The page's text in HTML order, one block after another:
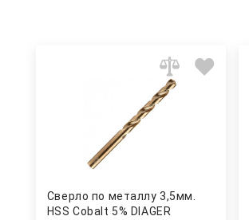
Сверло по металлу 3,5мм.
HSS Cobalt 5% DIAGER